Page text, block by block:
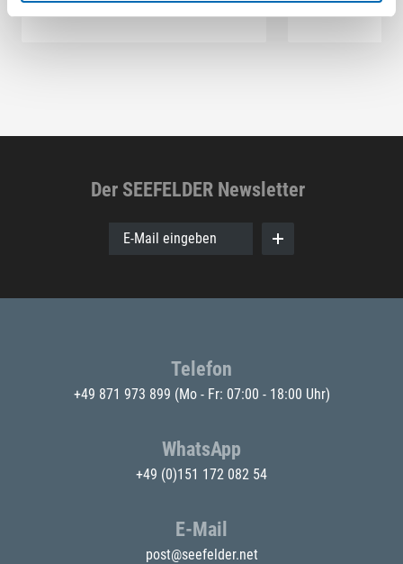
Der SEEFELDER Newsletter
E-Mail eingeben
Telefon
+49 871 973 899 (Mo - Fr: 07:00 - 18:00 Uhr)
WhatsApp
+49 (0)151 172 082 54
E-Mail
post@seefelder.net